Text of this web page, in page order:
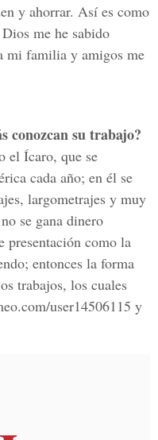
y ahorrar. Así es como
me he sabido
mi familia y amigos me
conozcan su trabajo?
el Ícaro, que se
cada año; en él se
largometrajes y muy
se gana dinero
presentación como la
entonces la forma
trabajos, los cuales
user14506115 y